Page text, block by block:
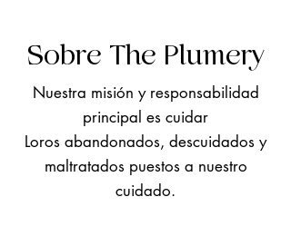
Sobre The Plumery
Nuestra misión y responsabilidad
principal es cuidar
Loros abandonados, descuidados y
maltratados puestos a nuestro
cuidado.